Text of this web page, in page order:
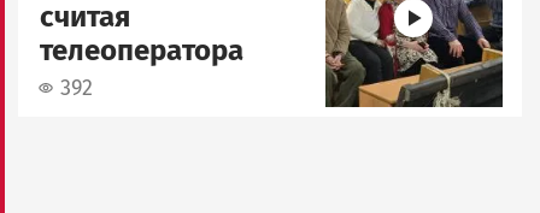
считая
телеоператора
392